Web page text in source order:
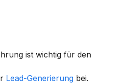
ist wichtig für den
Lead-Generierung bei.